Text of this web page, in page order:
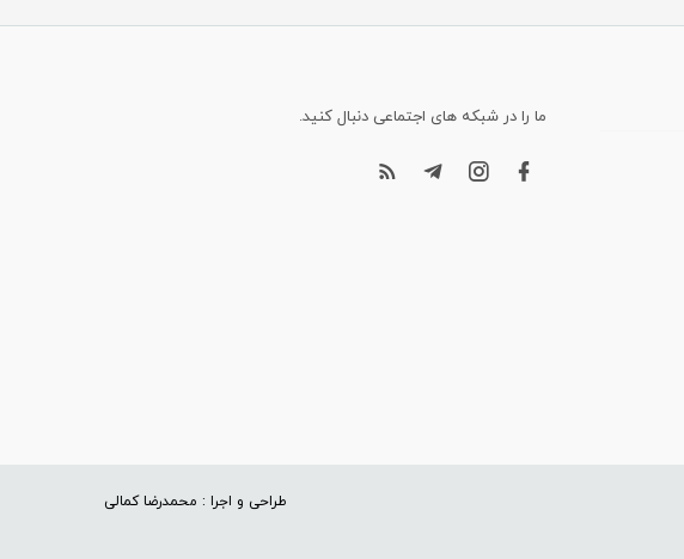
ما را در شبکه های اجتماعی دنبال کنید.
طراحی و اجرا : محمدرضا کمالی